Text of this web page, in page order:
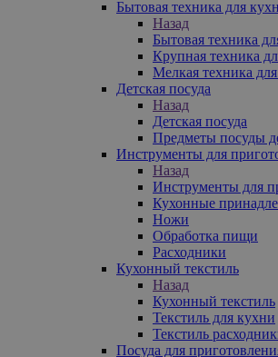
Бытовая техника для
Назад
Бытовая техника
Крупная техника
Мелкая техника
Детская посуда
Назад
Детская посуда
Предметы посуды
Инструменты для
Назад
Инструменты для
Кухонные
Ножи
Обработка пищи
Расходники
Кухонный текстиль
Назад
Кухонный текстиль
Текстиль для кухни
Текстиль
Посуда для